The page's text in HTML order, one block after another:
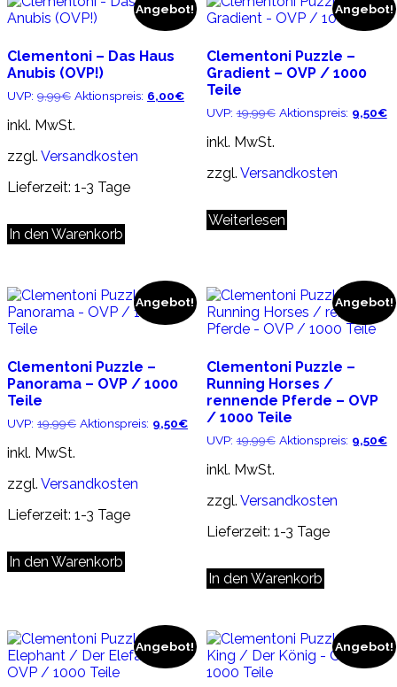
Angebot!
Clementoni – Das Haus
Anubis (OVP!)
UVP: 9,99€ Ursprünglicher
Aktionspreis: 6,00€Aktueller
Preis
6,00€.
inkl. MwSt.
zzgl. Versandkosten
Lieferzeit: 1-3 Tage
In den Warenkorb
Angebot!
Clementoni Puzzle –
Gradient – OVP / 1000
Teile
UVP: 19,99€ Ursprünglicher
Aktionspreis: 9,50€
inkl. MwSt.
zzgl. Versandkosten
Weiterlesen
Angebot!
Clementoni Puzzle –
Panorama – OVP / 1000
Teile
UVP: 19,99€ Ursprünglicher
Aktionspreis: 9,50€Aktueller
Preis
9,50€.
inkl. MwSt.
zzgl. Versandkosten
Lieferzeit: 1-3 Tage
In den Warenkorb
Angebot!
Clementoni Puzzle –
Running Horses /
rennende Pferde – OVP
/ 1000 Teile
UVP: 19,99€ Ursprünglicher
Aktionspreis: 9,50€
inkl. MwSt.
zzgl. Versandkosten
Lieferzeit: 1-3 Tage
In den Warenkorb
Angebot! Angebot!